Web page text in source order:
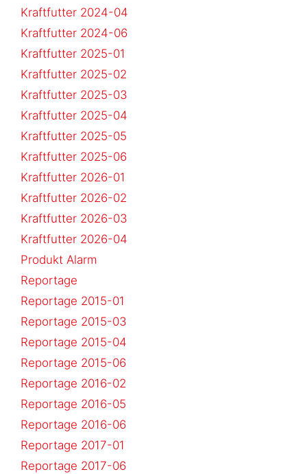
Kraftfutter 2024-04
Kraftfutter 2024-06
Kraftfutter 2025-01
Kraftfutter 2025-02
Kraftfutter 2025-03
Kraftfutter 2025-04
Kraftfutter 2025-05
Kraftfutter 2025-06
Kraftfutter 2026-01
Kraftfutter 2026-02
Kraftfutter 2026-03
Kraftfutter 2026-04
Produkt Alarm
Reportage
Reportage 2015-01
Reportage 2015-03
Reportage 2015-04
Reportage 2015-06
Reportage 2016-02
Reportage 2016-05
Reportage 2016-06
Reportage 2017-01
Reportage 2017-06